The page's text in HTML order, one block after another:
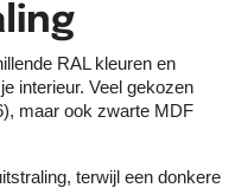
RAL kleuren en
interieur. Veel gekozen
maar ook zwarte MDF
terwijl een donkere